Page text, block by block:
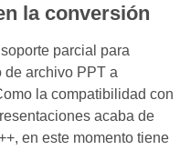
la conversión
parcial para
de archivo PPT a
la compatibilidad con
acaba de
en este momento tiene